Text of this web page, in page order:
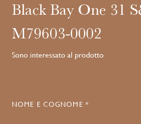
Black Bay One 31
M79603-0002
Sono interessato al prodotto
NOME E COGNOME *